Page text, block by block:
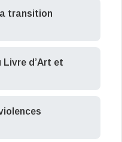
transition
Livre d’Art et